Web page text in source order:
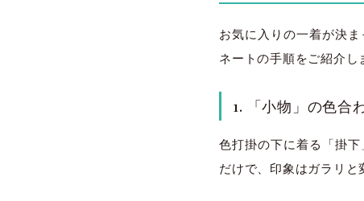
お気に入りの一着が決
ネートの手順をご紹介し
1. 「小物」の色合
色打掛の下に着る「掛
だけで、印象はガラリと